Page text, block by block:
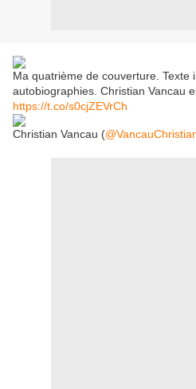
Ma quatrième de couverture. Texte
autobiographies. Christian Vancau
https://t.co/s0cjZEVrCh
Christian Vancau (